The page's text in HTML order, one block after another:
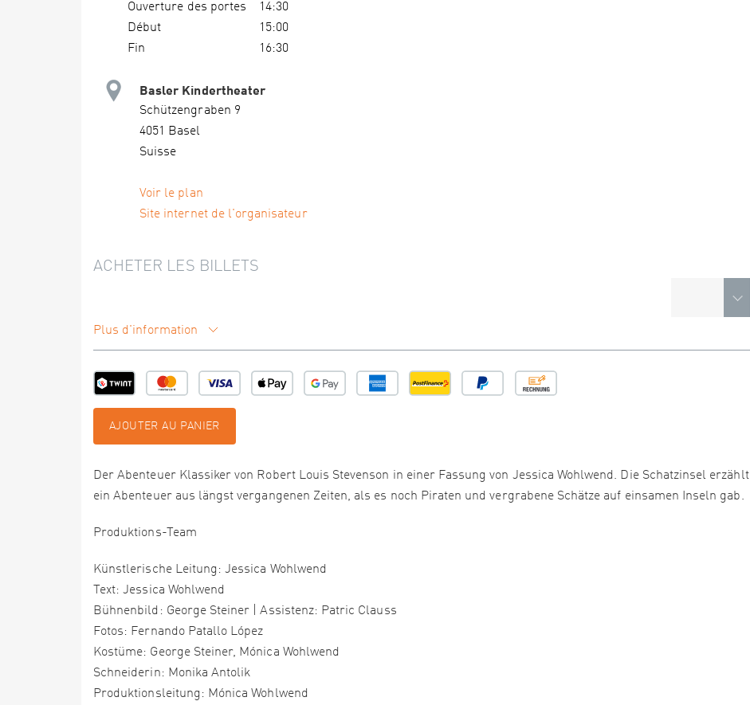
Ouverture des portes
14:30
Début
15:00
Fin
16:30
Basler Kindertheater
Schützengraben 9
4051 Basel
Suisse
Voir le plan
Site internet de l'organisateur
ACHETER LES BILLETS
Plus d'information
AJOUTER AU PANIER
Der Abenteuer Klassiker von Robert Louis Stevenson in einer Fassung von Jessica Wohlwend. Die Schatzinsel erzählt
ein Abenteuer aus längst vergangenen Zeiten, als es noch Piraten und vergrabene Schätze auf einsamen Inseln gab.
Produktions-Team
Künstlerische Leitung: Jessica Wohlwend
Text: Jessica Wohlwend
Bühnenbild: George Steiner | Assistenz: Patric Clauss
Fotos: Fernando Patallo López
Kostüme: George Steiner, Mónica Wohlwend
Schneiderin: Monika Antolik
Produktionsleitung: Mónica Wohlwend